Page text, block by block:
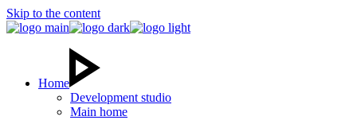
Skip to the content
Home
Development studio
Main home